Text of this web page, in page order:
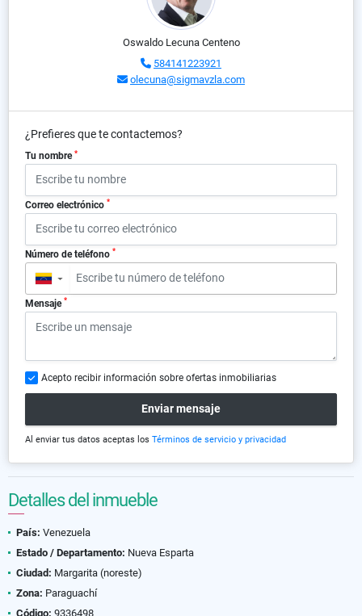
Oswaldo Lecuna Centeno
584141223921
olecuna@sigmavzla.com
¿Prefieres que te contactemos?
Tu nombre *
Correo electrónico *
Número de teléfono *
▼
Mensaje *
Acepto recibir información sobre ofertas inmobiliarias
Enviar mensaje
Al enviar tus datos aceptas los Términos de servicio y privacidad
Detalles del inmueble
País: Venezuela
Estado / Departamento: Nueva Esparta
Ciudad: Margarita (noreste)
Zona: Paraguachí
Código: 9336498